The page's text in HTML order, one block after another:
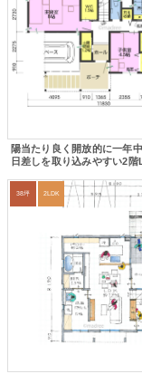
陽当たり良く開放的に一年中
日差しを取り込みやすい2
38坪 2LDK